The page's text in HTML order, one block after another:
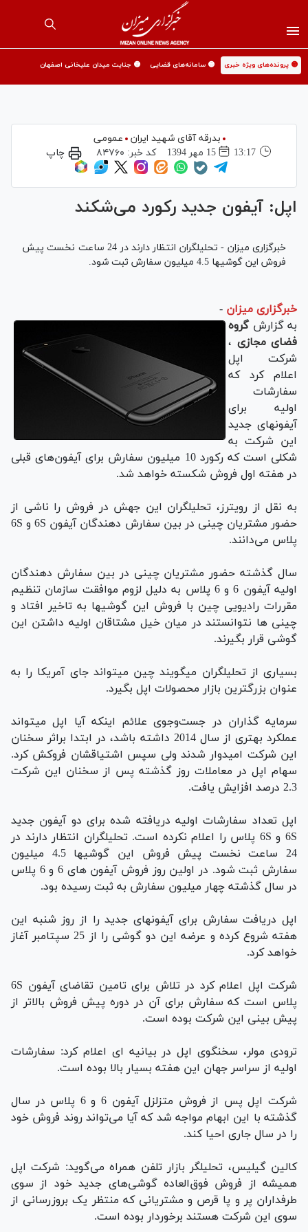
🟡 پرونده‌های ویژه خبری 🟡 سامانه‌های قضایی 🟡 جنایت میدان علیخانی اصفهان
بدرقه آقای شهید ایران
عمومی
13:17
15 مهر 1394 کد خبر: ۸۴۷۶۰ چاپ
اپل: آیفون جدید رکورد می‌شکند
خبرگزاری میزان - تحلیلگران انتظار دارند در 24 ساعت نخست پیش
فروش این گوشیها 4.5 میلیون سفارش ثبت شود.
خبرگزاری میزان -
به گزارشگروه
فضای مجازی ،
شرکت اپل
اعلام کرد که
سفارشات
اولیه برای
آیفونهای جدید
این شرکت به
شکلی است که رکورد 10 میلیون سفارش برای آیفون‌های قبلی
در هفته اول فروش شکسته خواهد شد.
به نقل از رویترز، تحلیلگران این جهش در فروش را ناشی از
حضور مشتریان چینی در بین سفارش دهندگان آیفون 6S و 6S
پلاس می‌دانند.
سال گذشته حضور مشتریان چینی در بین سفارش دهندگان
اولیه آیفون 6 و 6 پلاس به دلیل لزوم موافقت سازمان تنظیم
مقررات رادیویی چین با فروش این گوشیها به تاخیر افتاد و
چینی ها نتوانستند در میان خیل مشتاقان اولیه داشتن این
گوشی قرار بگیرند.
بسیاری از تحلیلگران میگویند چین میتواند جای آمریکا را به
عنوان بزرگترین بازار محصولات اپل بگیرد.
سرمایه گذاران در جست‌وجوی علائم اینکه آیا اپل میتواند
عملکرد بهتری از سال 2014 داشته باشد، در ابتدا براثر سخنان
این شرکت امیدوار شدند ولی سپس اشتیاقشان فروکش کرد.
سهام اپل در معاملات روز گذشته پس از سخنان این شرکت
2.3 درصد افزایش یافت.
اپل تعداد سفارشات اولیه دریافته شده برای دو آیفون جدید
6S و 6S پلاس را اعلام نکرده است. تحلیلگران انتظار دارند در
24 ساعت نخست پیش فروش این گوشیها 4.5 میلیون
سفارش ثبت شود. در اولین روز فروش آیفون های 6 و 6 پلاس
در سال گذشته چهار میلیون سفارش به ثبت رسیده بود.
اپل دریافت سفارش برای آیفونهای جدید را از روز شنبه این
هفته شروع کرده و عرضه این دو گوشی را از 25 سپتامبر آغاز
خواهد کرد.
شرکت اپل اعلام کرد در تلاش برای تامین تقاضای آیفون 6S
پلاس است که سفارش برای آن در دوره پیش فروش بالاتر از
پیش بینی این شرکت بوده است.
ترودی مولر، سخنگوی اپل در بیانیه ای اعلام کرد: سفارشات
اولیه از سراسر جهان این هفته بسیار بالا بوده است.
شرکت اپل پس از فروش متزلزل آیفون 6 و 6 پلاس در سال
گذشته با این ابهام مواجه شد که آیا می‌تواند روند فروش خود
را در سال جاری احیا کند.
کالین گیلیس، تحلیلگر بازار تلفن همراه می‌گوید: شرکت اپل
همیشه از فروش فوق‌العاده گوشی‌های جدید خود از سوی
طرفداران پر و پا قرص و مشتریانی که منتظر یک بروزرسانی از
سوی این شرکت هستند برخوردار بوده است.